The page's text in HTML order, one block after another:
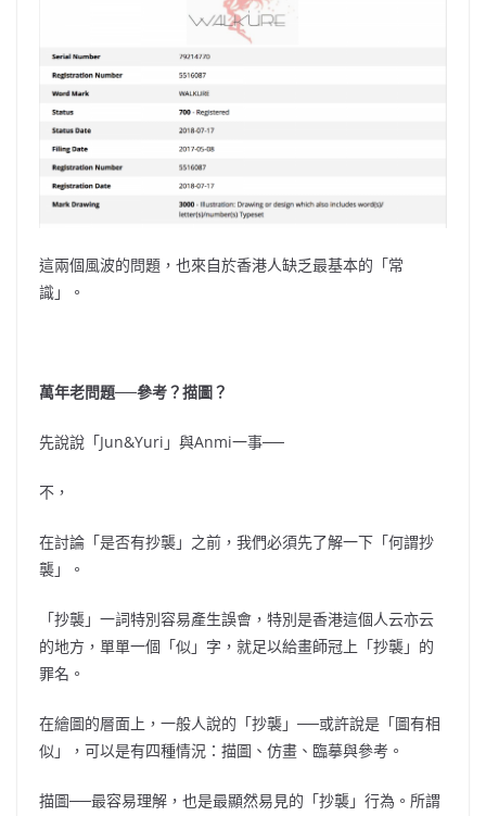
這兩個風波的問題，也來自於香港人缺乏最基本的「常
識」。
萬年老問題──參考？描圖？
先說說「Jun&Yuri」與Anmi一事──
不，
在討論「是否有抄襲」之前，我們必須先了解一下「何謂抄
襲」。
「抄襲」一詞特別容易產生誤會，特別是香港這個人云亦云
的地方，單單一個「似」字，就足以給畫師冠上「抄襲」的
罪名。
在繪圖的層面上，一般人說的「抄襲」──或許說是「圖有相
似」，可以是有四種情況：描圖、仿畫、臨摹與參考。
描圖──最容易理解，也是最顯然易見的「抄襲」行為。所謂